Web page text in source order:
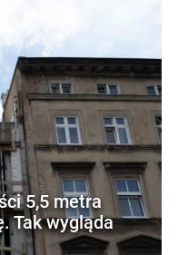
5,5 metra
Tak wygląda